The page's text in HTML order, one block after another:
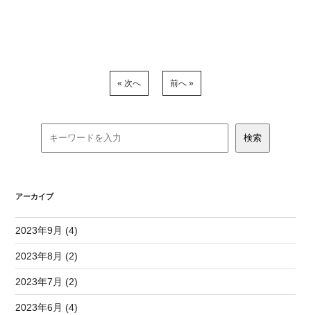
« 次へ 前へ »
アーカイブ
2023年9月 (4)
2023年8月 (2)
2023年7月 (2)
2023年6月 (4)